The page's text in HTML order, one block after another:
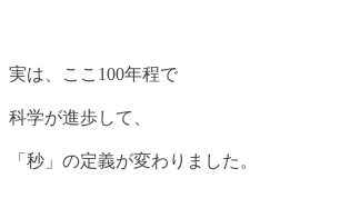
実は、ここ 100年程で
科学が進歩して、
「秒」の定義が変わりました。